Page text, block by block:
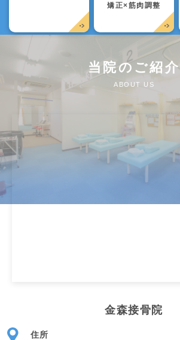
矯正×筋肉調整
当院のご紹介
ABOUT US
金森接骨院
住所